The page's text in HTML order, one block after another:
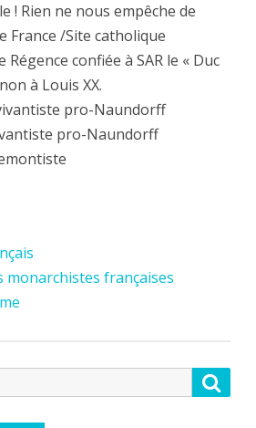
! Rien ne nous empêche de
France /Site catholique
Régence confiée à SAR le « Duc
à Louis XX.
pro-Naundorff
pro-Naundorff
monarchistes françaises